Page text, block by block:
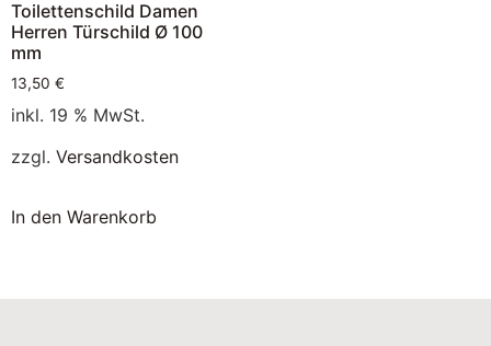
Toilettenschild Damen
Herren Türschild Ø 100
mm
13,50 €
inkl. 19 % MwSt.
zzgl. Versandkosten
In den Warenkorb